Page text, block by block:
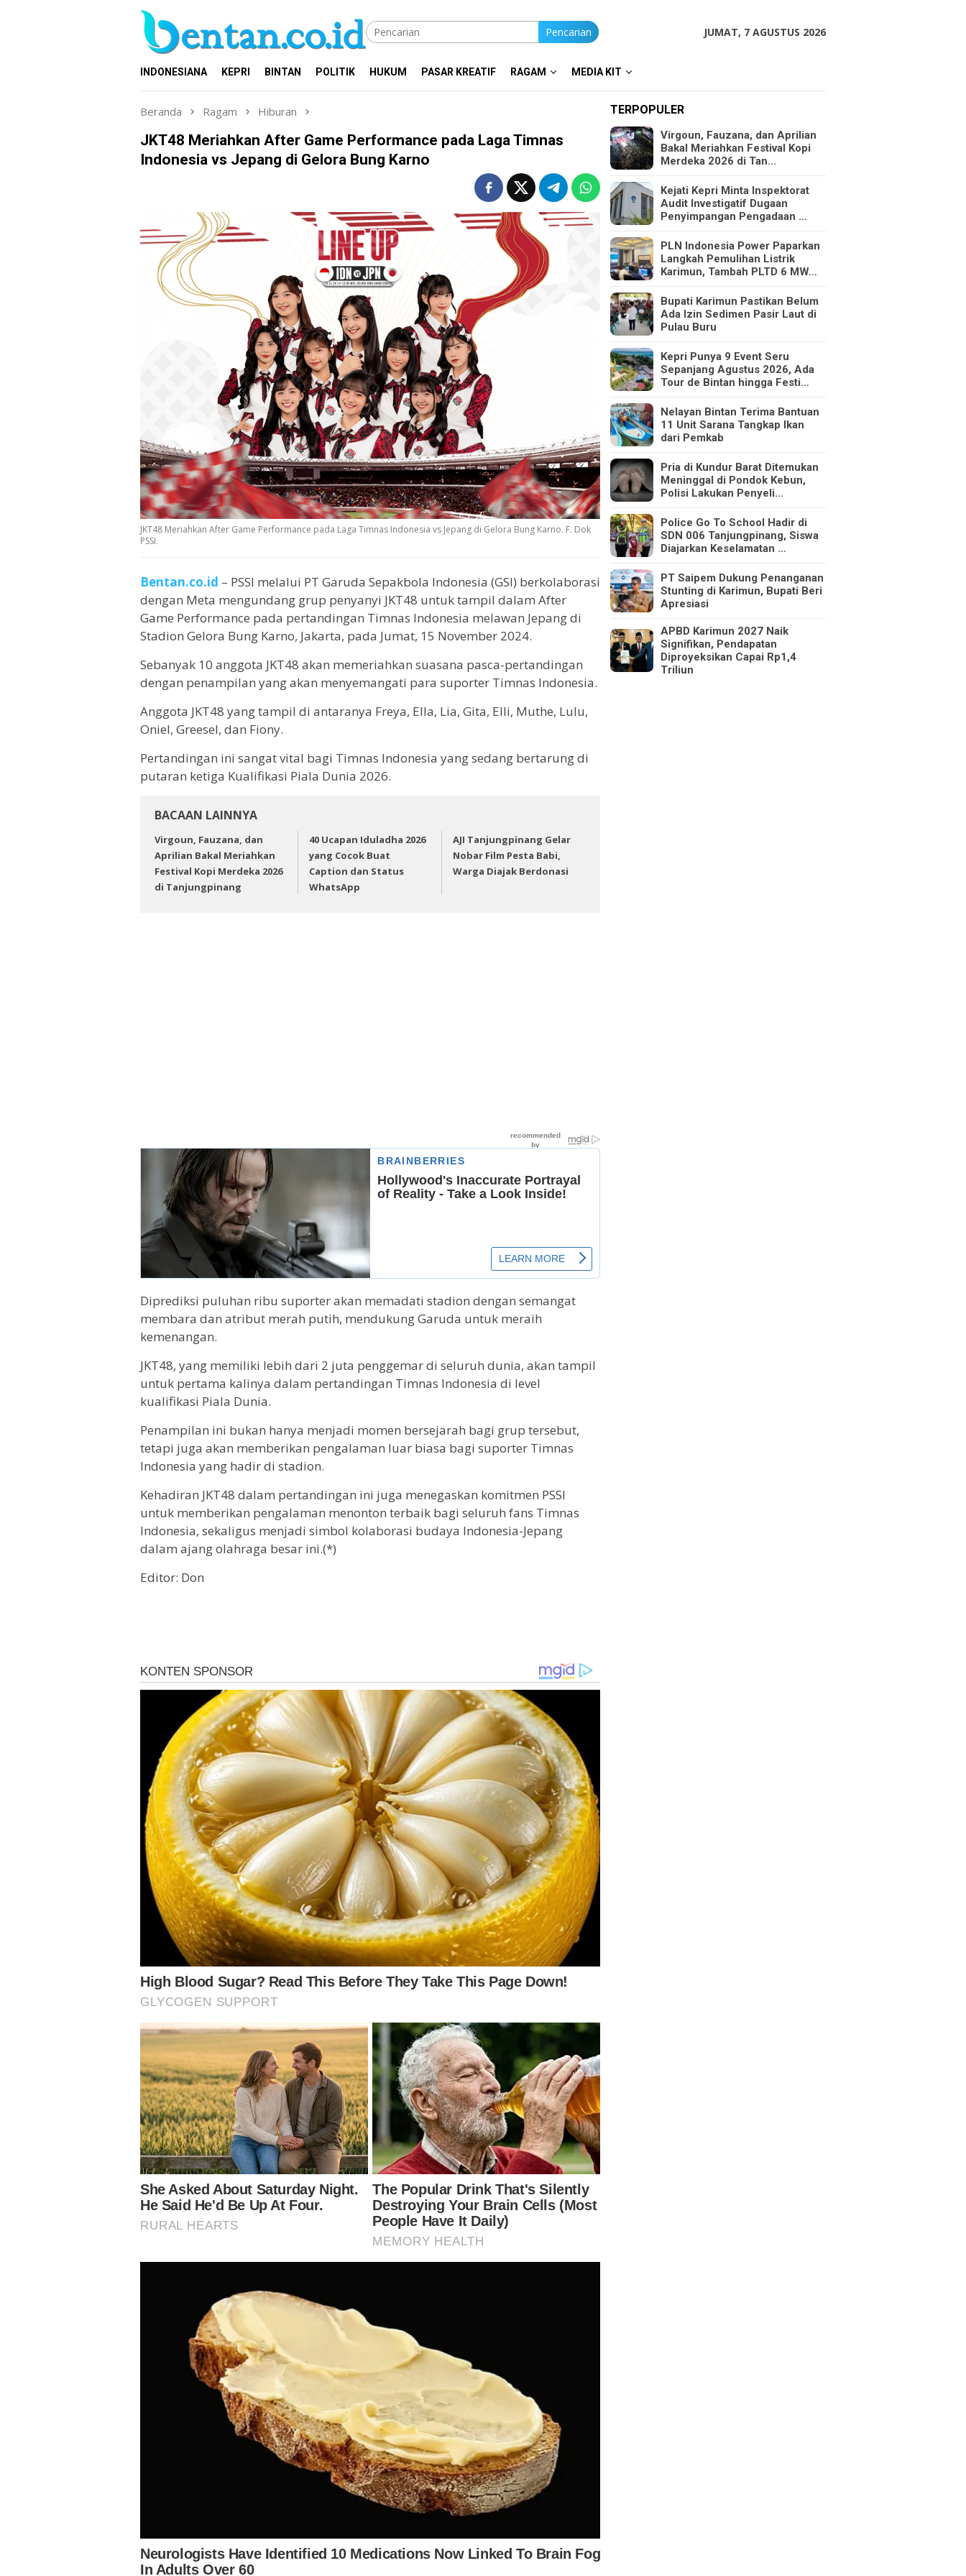
Pencarian JUMAT, 7 AGUSTUS 2026
INDONESIANA KEPRI BINTAN POLITIK HUKUM PASAR KREATIF RAGAM MEDIA KIT
Beranda Ragam Hiburan
JKT48 Meriahkan After Game Performance pada Laga Timnas
Indonesia vs Jepang di Gelora Bung Karno
JKT48 Meriahkan After Game Performance pada Laga Timnas Indonesia vs Jepang di Gelora Bung Karno. F. Dok
PSSI.
Bentan.co.id – PSSI melalui PT Garuda Sepakbola Indonesia (GSI) berkolaborasi
dengan Meta mengundang grup penyanyi JKT48 untuk tampil dalam After
Game Performance pada pertandingan Timnas Indonesia melawan Jepang di
Stadion Gelora Bung Karno, Jakarta, pada Jumat, 15 November 2024.
Sebanyak 10 anggota JKT48 akan memeriahkan suasana pasca-pertandingan
dengan penampilan yang akan menyemangati para suporter Timnas Indonesia.
Anggota JKT48 yang tampil di antaranya Freya, Ella, Lia, Gita, Elli, Muthe, Lulu,
Oniel, Greesel, dan Fiony.
Pertandingan ini sangat vital bagi Timnas Indonesia yang sedang bertarung di
putaran ketiga Kualifikasi Piala Dunia 2026.
BACAAN LAINNYA
Virgoun, Fauzana, dan
Aprilian Bakal Meriahkan
Festival Kopi Merdeka 2026
di Tanjungpinang
40 Ucapan Iduladha 2026
yang Cocok Buat
Caption dan Status
WhatsApp
AJI Tanjungpinang Gelar
Nobar Film Pesta Babi,
Warga Diajak Berdonasi
Diprediksi puluhan ribu suporter akan memadati stadion dengan semangat
membara dan atribut merah putih, mendukung Garuda untuk meraih
kemenangan.
JKT48, yang memiliki lebih dari 2 juta penggemar di seluruh dunia, akan tampil
untuk pertama kalinya dalam pertandingan Timnas Indonesia di level
kualifikasi Piala Dunia.
Penampilan ini bukan hanya menjadi momen bersejarah bagi grup tersebut,
tetapi juga akan memberikan pengalaman luar biasa bagi suporter Timnas
Indonesia yang hadir di stadion.
Kehadiran JKT48 dalam pertandingan ini juga menegaskan komitmen PSSI
untuk memberikan pengalaman menonton terbaik bagi seluruh fans Timnas
Indonesia, sekaligus menjadi simbol kolaborasi budaya Indonesia-Jepang
dalam ajang olahraga besar ini.(*)
Editor: Don
TERPOPULER
Virgoun, Fauzana, dan Aprilian
Bakal Meriahkan Festival Kopi
Merdeka 2026 di Tan…
Kejati Kepri Minta Inspektorat
Audit Investigatif Dugaan
Penyimpangan Pengadaan …
PLN Indonesia Power Paparkan
Langkah Pemulihan Listrik
Karimun, Tambah PLTD 6 MW…
Bupati Karimun Pastikan Belum
Ada Izin Sedimen Pasir Laut di
Pulau Buru
Kepri Punya 9 Event Seru
Sepanjang Agustus 2026, Ada
Tour de Bintan hingga Festi…
Nelayan Bintan Terima Bantuan
11 Unit Sarana Tangkap Ikan
dari Pemkab
Pria di Kundur Barat Ditemukan
Meninggal di Pondok Kebun,
Polisi Lakukan Penyeli…
Police Go To School Hadir di
SDN 006 Tanjungpinang, Siswa
Diajarkan Keselamatan …
PT Saipem Dukung Penanganan
Stunting di Karimun, Bupati Beri
Apresiasi
APBD Karimun 2027 Naik
Signifikan, Pendapatan
Diproyeksikan Capai Rp1,4
Triliun